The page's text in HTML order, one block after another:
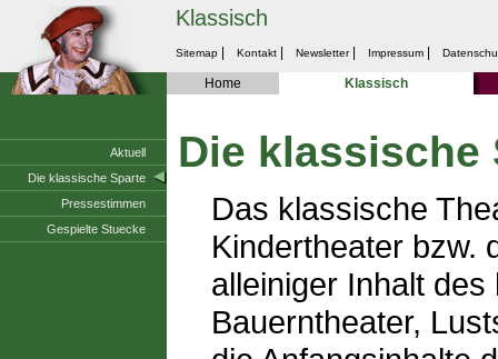
Aktuell
Die klassische Sparte
Pressestimmen
Gespielte Stuecke
Klassisch
Sitemap Kontakt Newsletter Impressum
Home Klassisch
Die klassische
Das klassische
Kindertheater bzw.
alleiniger Inhalt
Bauerntheater,